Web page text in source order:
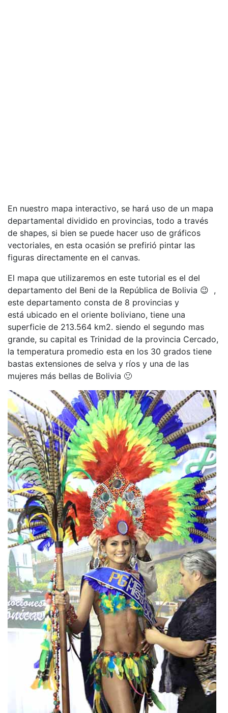
En nuestro mapa interactivo, se hará uso de un mapa
departamental dividido en provincias, todo a través
de shapes, si bien se puede hacer uso de gráficos
vectoriales, en esta ocasión se prefirió pintar las
figuras directamente en el canvas.
El mapa que utilizaremos en este tutorial es el del
departamento del Beni de la República de Bolivia 😉 ,
este departamento consta de 8 provincias y
está ubicado en el oriente boliviano, tiene una
superficie de 213.564 km2. siendo el segundo mas
grande, su capital es Trinidad de la provincia Cercado,
la temperatura promedio esta en los 30 grados tiene
bastas extensiones de selva y ríos y una de las
mujeres más bellas de Bolivia 🙂